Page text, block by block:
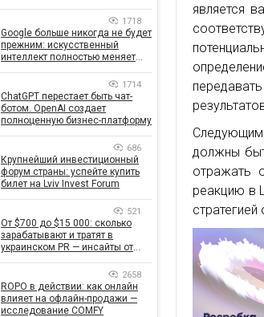
является
должны
отражать
реакцию в
стратегией
влияет на эффективность
кампаний
1718
Google больше никогда не будет
прежним: искусственный
интеллект полностью меняет
1714
ChatGPT перестает быть чат-
ботом. OpenAI создает
полноценную бизнес-платформу
686
Крупнейший инвестиционный
форум страны: успейте купить
билет на Lviv Invest Forum
521
От $700 до $15 000: сколько
зарабатывают и тратят в
украинском PR — инсайты от
2658
ROPO в действии: как онлайн
влияет на офлайн-продажи —
исследование COMFY